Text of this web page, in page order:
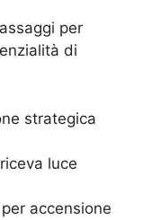
per
di
strategica
luce
accensione